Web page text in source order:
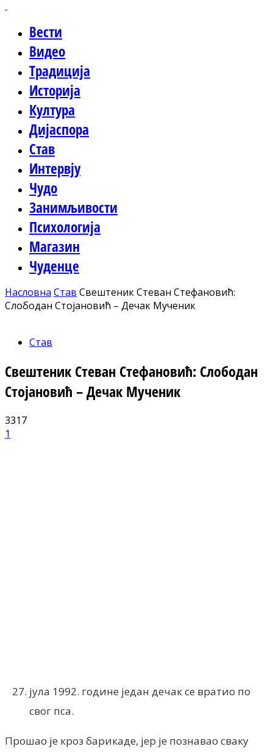
Вести
Видео
Традиција
Историја
Култура
Дијаспора
Став
Интервју
Чудо
Занимљивости
Психологија
Магазин
Чуденце
Насловна Став Свештеник Стеван Стефановић:
Слободан Стојановић – Дечак Мученик
Став
Свештеник Стеван Стефановић: Слободан
Стојановић – Дечак Мученик
3317
1
јула 1992. године један дечак се вратио по
свог пса.
Прошао је кроз барикаде, јер је познавао сваку